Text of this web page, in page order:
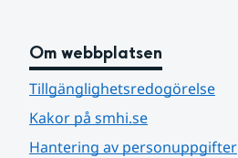
Om webbplatsen
Tillgänglighetsredogörelse
Kakor på smhi.se
Hantering av personuppgifter